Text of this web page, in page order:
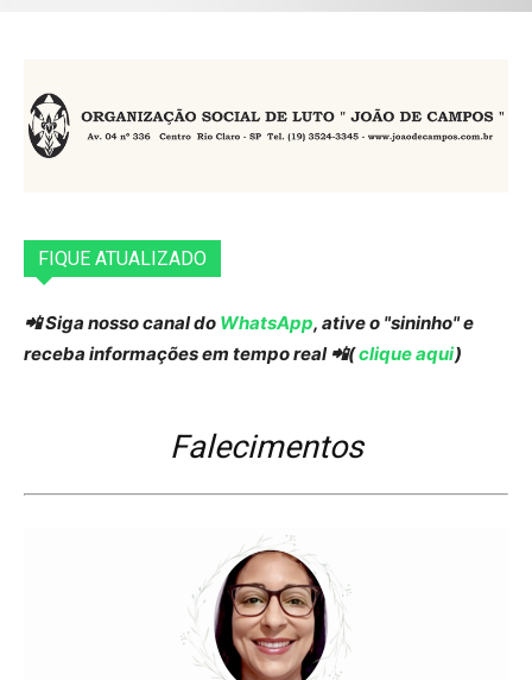
FIQUE ATUALIZADO
📲 Siga nosso canal do WhatsApp, ative o "sininho" e
receba informações em tempo real 📲(clique aqui)
Falecimentos